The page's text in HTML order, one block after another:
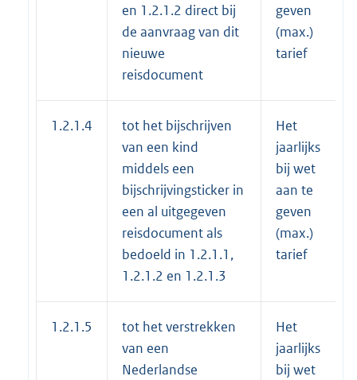
en 1.2.1.2 direct bij
de aanvraag van dit
nieuwe
reisdocument
geven
(max.)
tarief
1.2.1.4
tot het bijschrijven
van een kind
middels een
bijschrijvingsticker in
een al uitgegeven
reisdocument als
bedoeld in 1.2.1.1,
1.2.1.2 en 1.2.1.3
Het
jaarlijks
bij wet
aan te
geven
(max.)
tarief
1.2.1.5
tot het verstrekken
van een
Nederlandse
Het
jaarlijks
bij wet